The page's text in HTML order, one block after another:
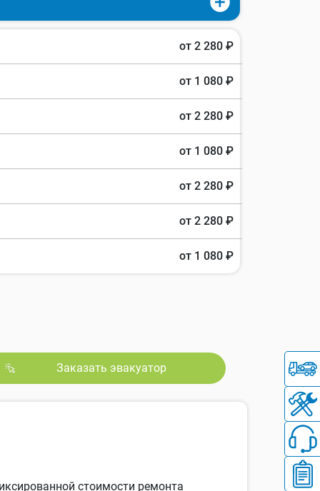
от 2 280 ₽
от 1 080 ₽
от 2 280 ₽
от 1 080 ₽
от 2 280 ₽
от 2 280 ₽
от 1 080 ₽
Заказать эвакуатор
стоимости ремонта